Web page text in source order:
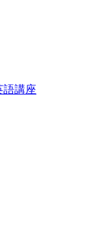
語講座